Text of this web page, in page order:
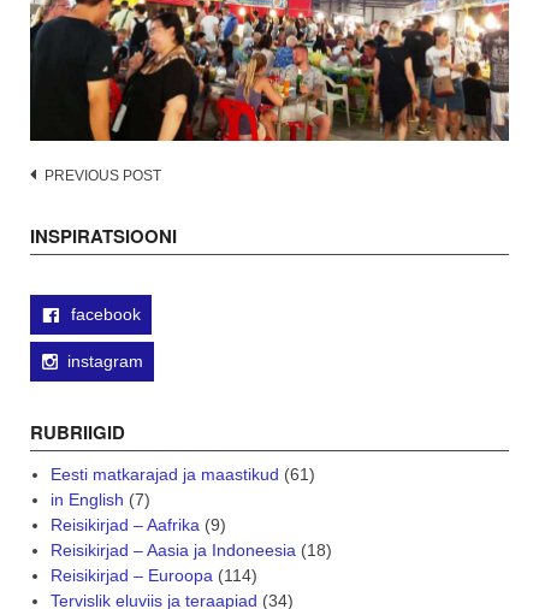
Post
PREVIOUS POST
INSPIRATSIOONI
facebook
instagram
RUBRIIGID
Eesti matkarajad ja maastikud (61)
in English (7)
Reisikirjad – Aafrika(9)
Reisikirjad – Aasia ja Indoneesia(18)
Reisikirjad – Euroopa(114)
Tervislik eluviis ja teraapiad (34)